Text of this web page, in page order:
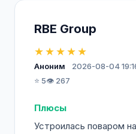
RBE Group
★★★★★
Аноним
2026-08-04
⭐ 5👁️ 267
Плюсы
Устроилась поваром